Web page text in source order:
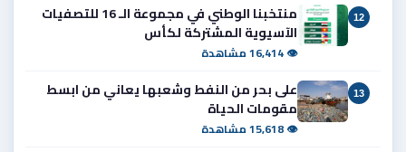
12
منتخبنا الوطني في مجموعة الـ 16 للتصفيات
الآسيوية المشتركة لكأس
👁 16,414 مشاهدة
13
على بحر من النفط وشعبها يعاني من ابسط
مقومات الحياة
👁 15,618 مشاهدة